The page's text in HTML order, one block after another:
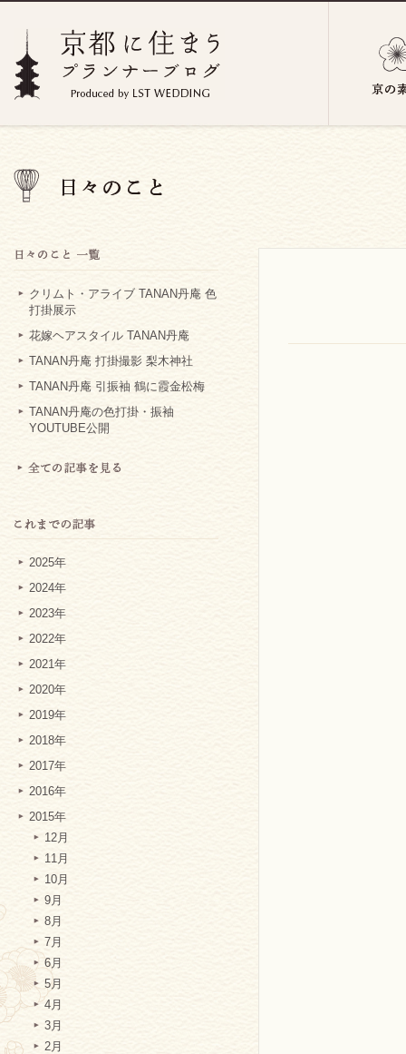
クリムト・アライブ TANAN丹庵 色
打掛展示
花嫁ヘアスタイル TANAN丹庵
TANAN丹庵 打掛撮影 梨木神社
TANAN丹庵 引振袖 鶴に霞金松梅
TANAN丹庵の色打掛・振袖
YOUTUBE公開
2025年
2024年
2023年
2022年
2021年
2020年
2019年
2018年
2017年
2016年
2015年
12月
11月
10月
9月
8月
7月
6月
5月
4月
3月
2月